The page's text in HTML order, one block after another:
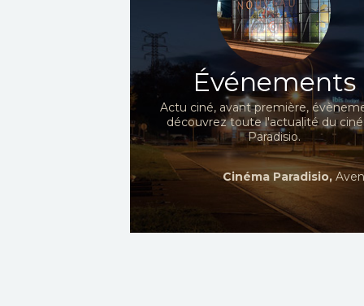
Événements
Actu ciné, avant première,
découvrez toute l'actualité du
Paradisio.
Cinéma Paradisio,